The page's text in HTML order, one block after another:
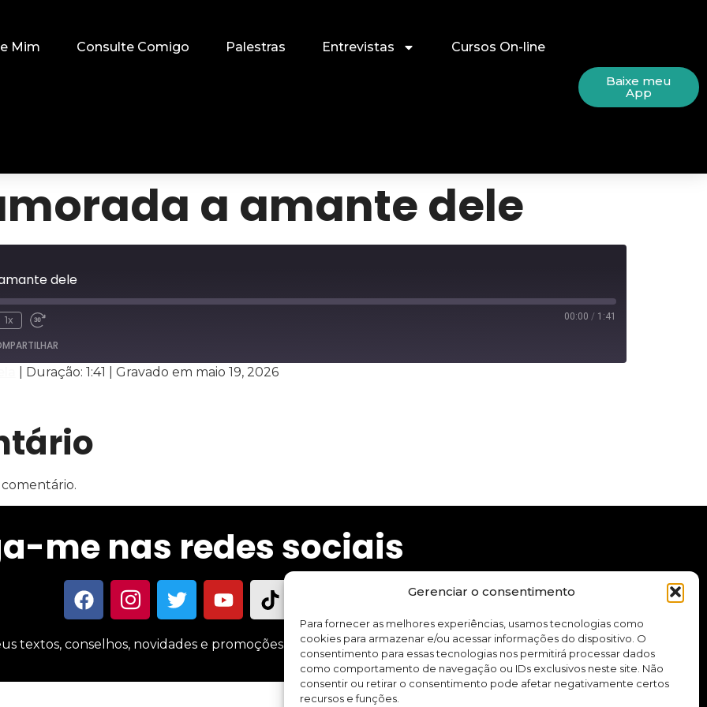
Gerenciar o consentimento
Para fornecer as melhores experiências, usamos tecnologias como
cookies para armazenar e/ou acessar informações do dispositivo. O
consentimento para essas tecnologias nos permitirá processar dados
como comportamento de navegação ou IDs exclusivos neste site. Não
consentir ou retirar o consentimento pode afetar negativamente certos
recursos e funções.
Mim Consulte Comigo Palestras Entrevistas Cursos On-line
Baixe meu
App
a amante dele
dele
1x 00:00 / 1:41
Duração: 1:41 Gravado em maio 19, 2026
me nas redes sociais
textos, conselhos, novidades e promoções sobre meus cursos e aplicativo.